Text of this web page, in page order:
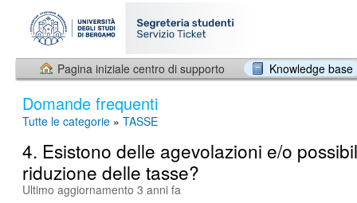
Pagina iniziale centro di supporto Knowledge base
Domande frequenti
Tutte le categorie » TASSE
4. Esistono delle agevolazioni e/o
riduzione delle tasse?
Ultimo aggiornamento 3 anni fa